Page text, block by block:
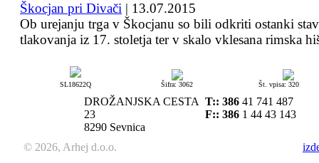
Škocjan pri Divači | 13.07.2015
Ob urejanju trga v Škocjanu so bili odkriti ostanki
tlakovanja iz 17. stoletja ter v skalo vklesana rimska
SL18622Q Šifra: 3062 Št. vpisa: 320
DROŽANJSKA CESTA
23
8290 Sevnica
T:: 386 41 741 487
F:: 386 1 44 43 143
© 2026, Arhej d.o.o.